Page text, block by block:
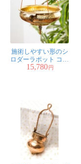
施術しやすい形のシ
ロダーラポット コッ
ク付き 550cc
15,780 円